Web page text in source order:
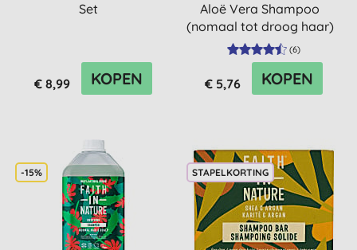
Set
€ 8,99 KOPEN
Aloë Vera Shampoo
(nomaal tot droog haar)
(6)
€ 5,76 KOPEN
-15% STAPELKORTING